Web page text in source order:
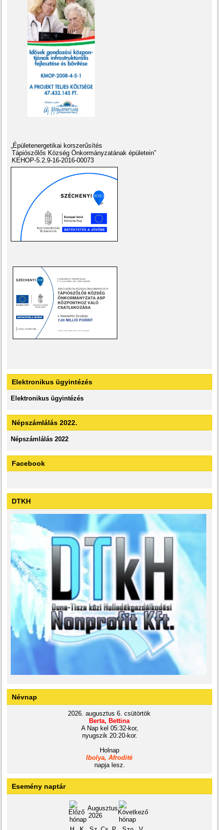
„Épületenergetikai korszerűsítés
Tápiószőlős Község Önkormányzatának épületein”
KEHOP-5.2.9-16-2016-00073
Elektronikus ügyintézés
Elektronikus ügyintézés
Népszámlálás 2022.
Népszámlálás 2022
Facebook
DTKH
Névnap
2026. augusztus 6. csütörtök
Berta, Bettina
A Nap kel 05:32-kor,
nyugszik 20:20-kor.
Holnap
Ibolya, Afrodité
napja lesz.
Esemény naptár
Augusztus
2026